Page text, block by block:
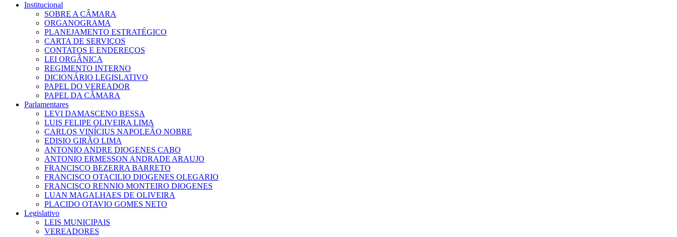
Institucional
SOBRE A CÂMARA
ORGANOGRAMA
PLANEJAMENTO ESTRATÉGICO
CARTA DE SERVIÇOS
CONTATOS E ENDEREÇOS
LEI ORGÂNICA
REGIMENTO INTERNO
DICIONÁRIO LEGISLATIVO
PAPEL DO VEREADOR
PAPEL DA CÂMARA
Parlamentares
LEVI DAMASCENO BESSA
LUIS FELIPE OLIVEIRA LIMA
CARLOS VINÍCIUS NAPOLEÃO NOBRE
EDISIO GIRÃO LIMA
ANTONIO ANDRE DIOGENES CABO
ANTONIO ERMESSON ANDRADE ARAUJO
FRANCISCO BEZERRA BARRETO
FRANCISCO OTACILIO DIOGENES OLEGARIO
FRANCISCO RENNIO MONTEIRO DIOGENES
LUAN MAGALHAES DE OLIVEIRA
PLACIDO OTAVIO GOMES NETO
Legislativo
LEIS MUNICIPAIS
VEREADORES